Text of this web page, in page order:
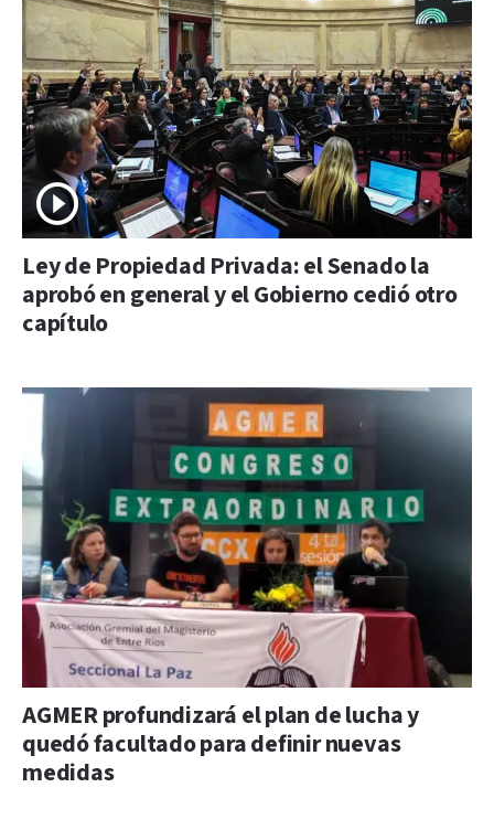
Ley de Propiedad Privada: el Senado la
aprobó en general y el Gobierno cedió otro
capítulo
AGMER profundizará el plan de lucha y
quedó facultado para definir nuevas
medidas